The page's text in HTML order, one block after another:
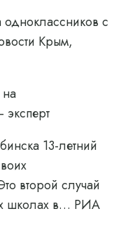
одноклассников с
Крым,
13-летний
второй случай
школах в… РИА